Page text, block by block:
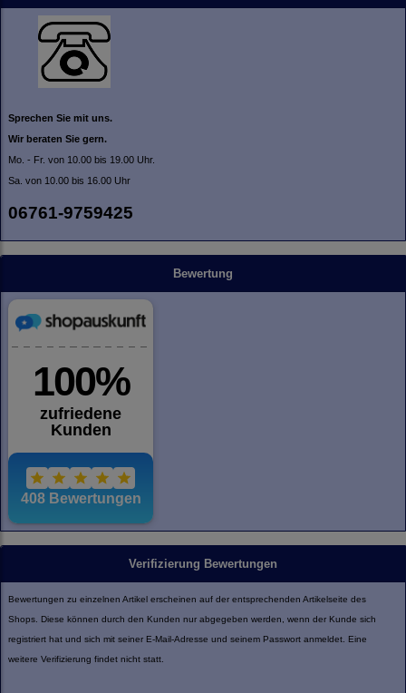
Sprechen Sie mit uns.
Wir beraten Sie gern.
Mo. - Fr. von 10.00 bis 19.00 Uhr.
Sa. von 10.00 bis 16.00 Uhr
06761-9759425
Bewertung
Verifizierung Bewertungen
Bewertungen zu einzelnen Artikel erscheinen auf der entsprechenden Artikelseite des
Shops. Diese können durch den Kunden nur abgegeben werden, wenn der Kunde sich
registriert hat und sich mit seiner E-Mail-Adresse und seinem Passwort anmeldet. Eine
weitere Verifizierung findet nicht statt.